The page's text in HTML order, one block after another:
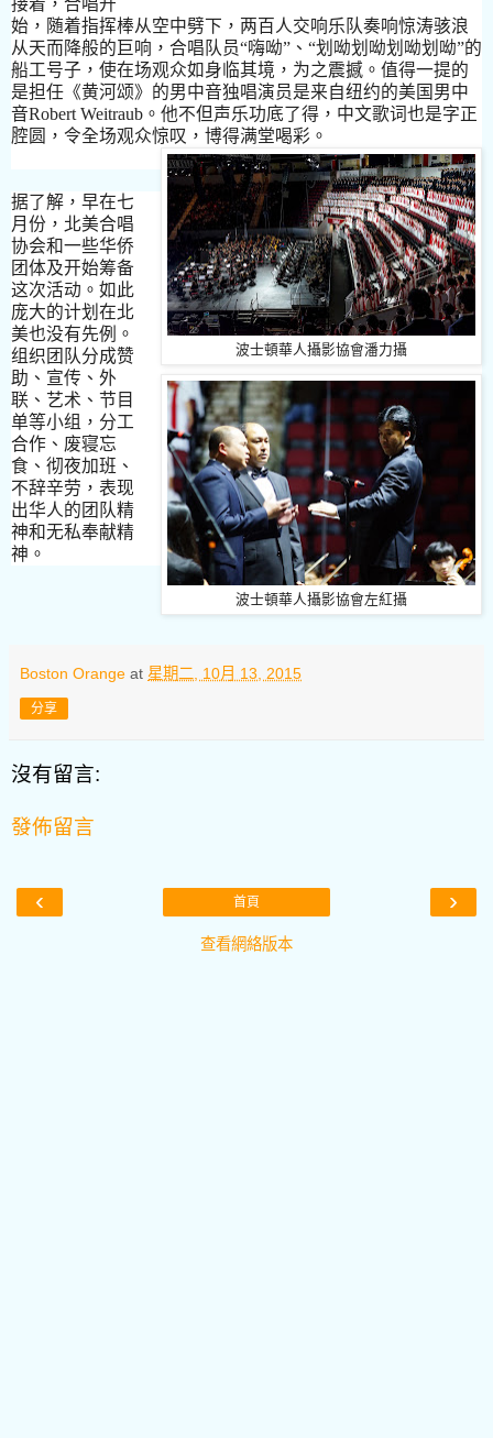
始，随着指挥棒从空中劈下，两百人交响乐队奏响惊涛骇浪
从天而降般的巨响，合唱 队员“嗨呦” 、 “划呦划呦划呦划呦”的
船工号子，使在场观众如身 临其境， 为之震撼 。 值得一提的
是担任 《黄河颂》 的男中音独唱演员是来自纽约的美国男中
音Robert Weitraub 。 他不但声乐功底了得，中文歌词也是字正
腔 圆 ，令全场观众惊叹 ，博得满堂喝彩 。
波士頓華人攝影協會潘力攝
波士頓華人攝影協會左紅攝
据了解，早在七
月份，北美合唱
协会和一些华侨
团体及开始筹备
这次活动 。 如此
庞大的计划在北
美也没有先例 。
组织团 队分成赞
助 、 宣传 、 外
联 、 艺术 、 节 目
单等小组 ，分工
合作 、 废寝忘
食 、 彻夜加班 、
不辞辛劳 ，表现
出华人的团 队精
神和无私奉献精
神 。
Boston Orange at 星期二, 10月 13, 2015
分享
沒有留言:
發佈留言
‹ ›
首頁
查看網絡版本